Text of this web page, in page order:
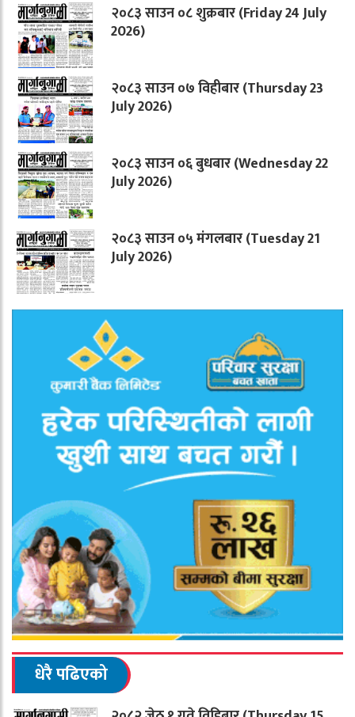
२०८३ साउन ०८ शुक्रबार (Friday 24 July
2026)
२०८३ साउन ०७ विहीबार (Thursday 23
July 2026)
२०८३ साउन ०६ बुधबार (Wednesday 22
July 2026)
२०८३ साउन ०५ मंगलबार (Tuesday 21
July 2026)
धेरै पढिएको